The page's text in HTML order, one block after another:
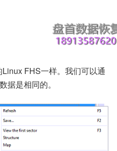
FHS一样。我们可以通
据是相同的。